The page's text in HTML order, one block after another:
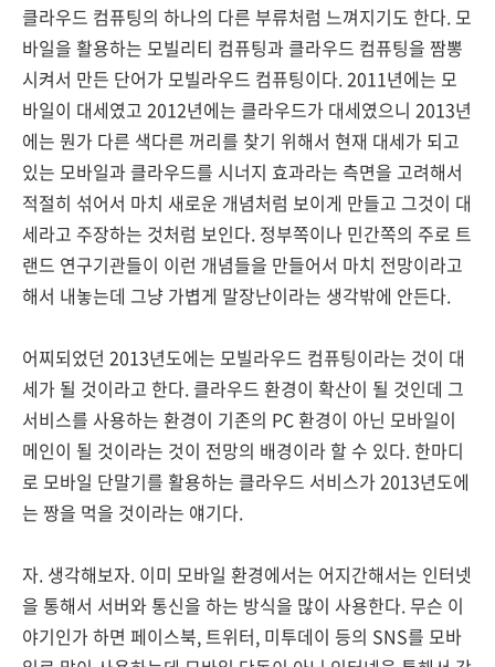
클라우드 컴퓨팅의 하나의 다른 부류처럼 느껴지기도 한다. 모
바일을 활용하는 모빌리티 컴퓨팅과 클라우드 컴퓨팅을 짬뽕
시켜서 만든 단어가 모빌라우드 컴퓨팅이다. 2011년에는 모
바일이 대세였고 2012년에는 클라우드가 대세였으니 2013년
에는 뭔가 다른 색다른 꺼리를 찾기 위해서 현재 대세가 되고
있는 모바일과 클라우드를 시너지 효과라는 측면을 고려해서
적절히 섞어서 마치 새로운 개념처럼 보이게 만들고 그것이 대
세라고 주장하는 것처럼 보인다. 정부쪽이나 민간쪽의 주로 트
랜드 연구기관들이 이런 개념들을 만들어서 마치 전망이라고
해서 내놓는데 그냥 가볍게 말장난이라는 생각밖에 안든다.
어찌되었던 2013년도에는 모빌라우드 컴퓨팅이라는 것이 대
세가 될 것이라고 한다. 클라우드 환경이 확산이 될 것인데 그
서비스를 사용하는 환경이 기존의 PC 환경이 아닌 모바일이
메인이 될 것이라는 것이 전망의 배경이라 할 수 있다. 한마디
로 모바일 단말기를 활용하는 클라우드 서비스가 2013년도에
는 짱을 먹을 것이라는 얘기다.
자. 생각해보자. 이미 모바일 환경에서는 어지간해서는 인터넷
을 통해서 서버와 통신을 하는 방식을 많이 사용한다. 무슨 이
야기인가 하면 페이스북, 트위터, 미투데이 등의 SNS를 모바